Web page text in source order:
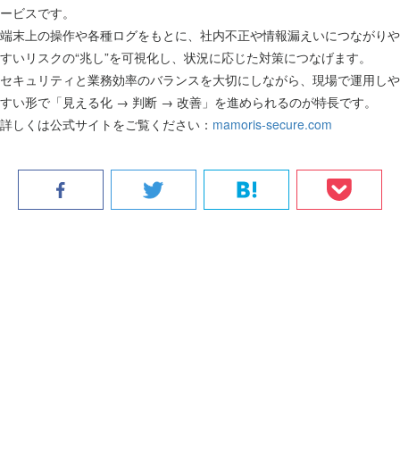
ービスです。
端末上の操作や各種ログをもとに、社内不正や情報漏えいにつながりや
すいリスクの“兆し”を可視化し、状況に応じた対策につなげます。
セキュリティと業務効率のバランスを大切にしながら、現場で運用しや
すい形で「見える化 → 判断 → 改善」を進められるのが特長です。
詳しくは公式サイトをご覧ください： mamoris-secure.com